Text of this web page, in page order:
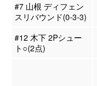
#7 山根 ディフェン
スリバウンド(0-3-3)
#12 木下 2Pシュー
ト○(2点)